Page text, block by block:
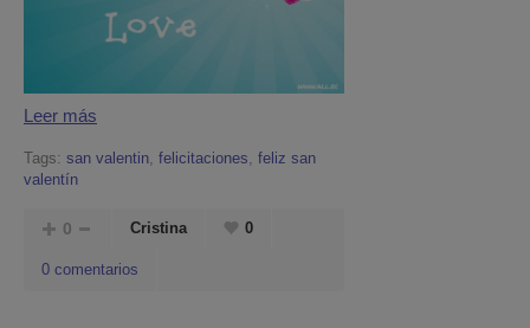
Leer más
Tags: san valentin felicitaciones feliz san
valentín
0 Cristina 0
0 comentarios